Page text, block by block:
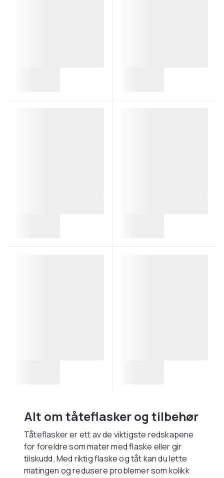
Alt om tåteflasker og tilbehør
Tåteflasker er ett av de viktigste redskapene
for foreldre som mater med flaske eller gir
tilskudd. Med riktig flaske og tåt kan du lette
matingen og redusere problemer som kolikk